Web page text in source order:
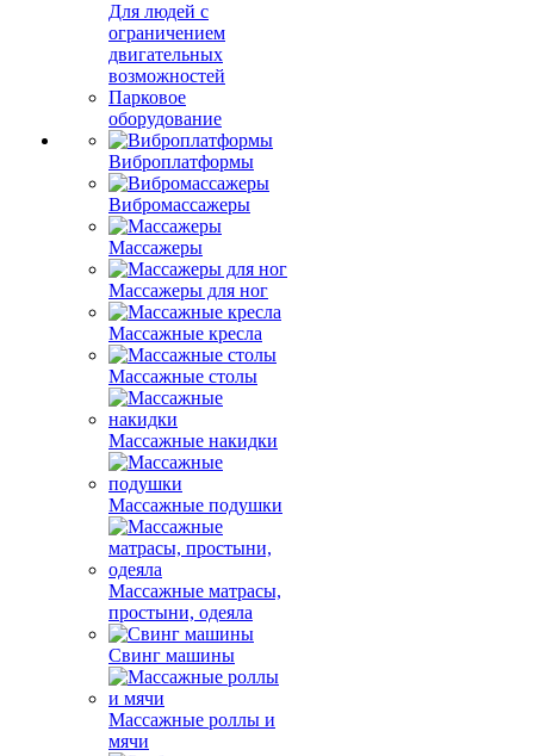
Для людей с
ограничением
двигательных
возможностей
Парковое
оборудование
Виброплатформы
Вибромассажеры
Массажеры
Массажеры для ног
Массажные кресла
Массажные столы
Массажные накидки
Массажные подушки
Массажные матрасы,
простыни, одеяла
Свинг машины
Массажные роллы и
мячи